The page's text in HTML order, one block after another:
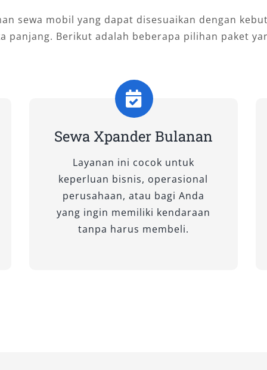
nyaman menggunakan transmisi
fitur keselamatan memadai, New
perjalanan wisata harian
lapang dan efisiensi bahan bakar
lebih halus dan praktis di jalan
dengan transmisi otomatis
sewa mobil yang dapat disesuaikan dengan
panjang. Berikut adalah beberapa pilihan paket
Sewa Xpander Bulanan
Layanan ini cocok untuk
keperluan bisnis, operasional
perusahaan, atau bagi Anda
yang ingin memiliki kendaraan
tanpa harus membeli.